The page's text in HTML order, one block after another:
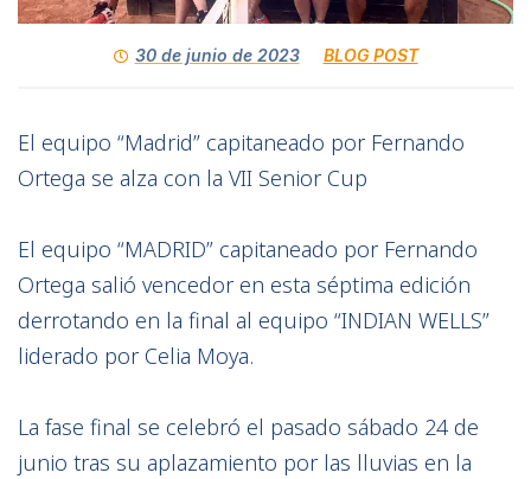
30 de junio de 2023 BLOG POST
El equipo “Madrid” capitaneado por Fernando
Ortega se alza con la VII Senior Cup
El equipo “MADRID” capitaneado por Fernando
Ortega salió vencedor en esta séptima edición
derrotando en la final al equipo “INDIAN WELLS”
liderado por Celia Moya.
La fase final se celebró el pasado sábado 24 de
junio tras su aplazamiento por las lluvias en la